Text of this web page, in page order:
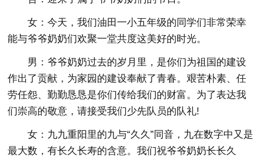
女：今天，我们油田一小五年级的同学们非常荣幸
能与爷爷奶奶们欢聚一堂共度这美好的时光。
男：爷爷奶奶过去的岁月里，是你们为祖国的建设
作出了贡献，为家园的建设奉献了青春。艰苦朴素、任
劳任怨、勤勤恳恳是你们传给我们的财富。为了表达我
们崇高的敬意，请接受我们少先队员的队礼!
女：九九重阳里的九与“久久”同音，九在数字中又是
最大数，有长久长寿的含意。我们祝爷爷奶奶长长久